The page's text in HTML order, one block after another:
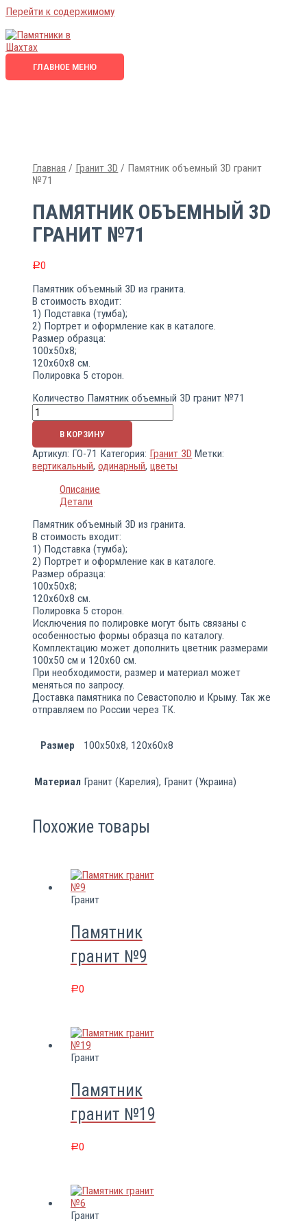
Перейти к содержимому
ГЛАВНОЕ МЕНЮ
Главная / Гранит 3D / Памятник объемный 3D гранит
№71
ПАМЯТНИК ОБЪЕМНЫЙ 3D
ГРАНИТ №71
Р0
Памятник объемный 3D из гранита.
В стоимость входит:
1) Подставка (тумба);
2) Портрет и оформление как в каталоге.
Размер образца:
100х50х8;
120х60х8 см.
Полировка 5 сторон.
Количество Памятник объемный 3D гранит №71
В КОРЗИНУ
Артикул: ГО-71 Категория: Гранит 3D Метки:
вертикальный,одинарный,цветы
Описание
Детали
Памятник объемный 3D из гранита.
В стоимость входит:
1) Подставка (тумба);
2) Портрет и оформление как в каталоге.
Размер образца:
100х50х8;
120х60х8 см.
Полировка 5 сторон.
Исключения по полировке могут быть связаны с
особенностью формы образца по каталогу.
Комплектацию может дополнить цветник размерами
100х50 см и 120х60 см.
При необходимости, размер и материал может
меняться по запросу.
Доставка памятника по Севастополю и Крыму. Так же
отправляем по России через ТК.
Размер 100х50х8, 120х60х8
Материал Гранит (Карелия), Гранит (Украина)
Похожие товары
Гранит
Памятник
гранит №9
Р0
Гранит
Памятник
гранит №19
Р0
Гранит